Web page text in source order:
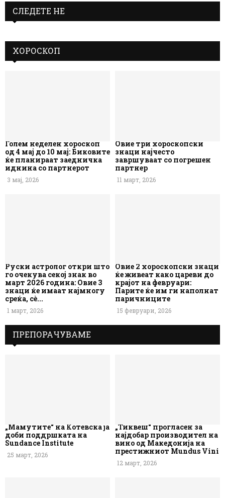
СЛЕДЕТЕ НЕ
ХОРОСКОП
Голем неделен хороскоп
од 4 мај до 10 мај: Биковите
ќе планираат заедничка
иднина со партнерот
3 мај, 2026
Овие три хороскопски
знаци најчесто
завршуваат со погрешен
партнер
11 март, 2026
Руски астролог откри што
го очекува секој знак во
март 2026 година: Овие 3
знаци ќе имаат најмногу
среќа, сè...
1 март, 2026
Овие 2 хороскопски знаци
ќе живеат како цареви до
крајот на февруари:
Парите ќе им ги наполнат
паричниците
15 февруари, 2026
ПРЕПОРАЧУВАМЕ
„Мамутите“ на Котевска ја
доби поддршката на
Sundance Institute
25 март, 2026
„Тиквеш“ прогласен за
најдобар производител на
вино од Македонија на
престижниот Mundus Vini
12 март, 2026